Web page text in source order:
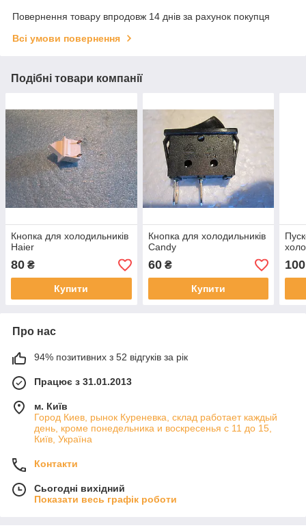
Повернення товару впродовж 14 днів за рахунок покупця
Всі умови повернення
Подібні товари компанії
Кнопка для холодильників
Haier
80 ₴
Купити
Кнопка для холодильників
Candy
60₴
Купити
100
Про нас
94% позитивних з 52 відгуків за рік
Працює з 31.01.2013
м. Київ
Город Киев, рынок Куреневка, склад работает каждый
день, кроме понедельника и воскресенья с 11 до 15,
Київ, Україна
Контакти
Сьогодні вихідний
Показати весь графік роботи